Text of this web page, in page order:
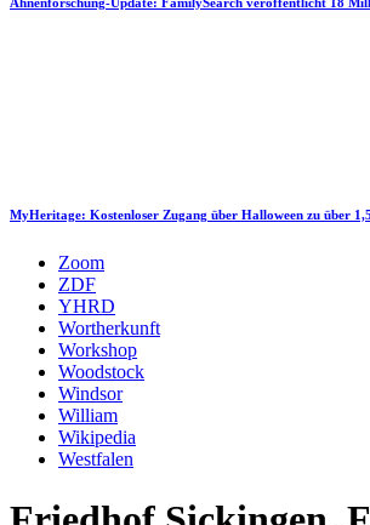
MyHeritage: Kostenloser Zugang über Halloween zu über
Zoom
ZDF
YHRD
Wortherkunft
Workshop
Woodstock
Windsor
William
Wikipedia
Westfalen